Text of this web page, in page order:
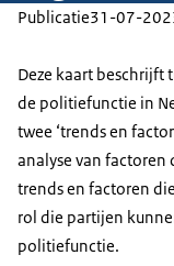
Publicatie31-07-
Deze kaart beschrijft
de politiefunctie in
twee ‘trends en
analyse van
trends en factoren
rol die partijen
politiefunctie.